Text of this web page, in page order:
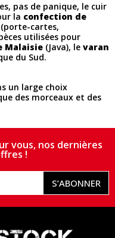
pas de panique, le cuir
la confection de
(porte-cartes,
utilisées pour
Malaisie (Java), le varan
du Sud.
un large choix
des morceaux et des
vous, nos dernières
!
S’ABONNER